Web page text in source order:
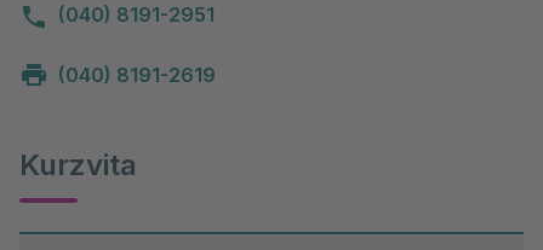
(040) 8191-2951
(040) 8191-2619
Kurzvita